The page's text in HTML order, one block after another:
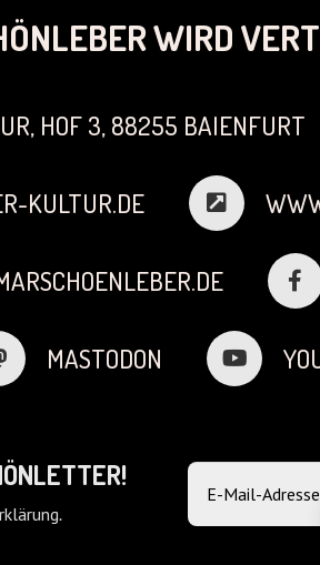
WIRD
HOF 3, 88255 BAIENFURT
KULTUR.DE
MASTODON
.